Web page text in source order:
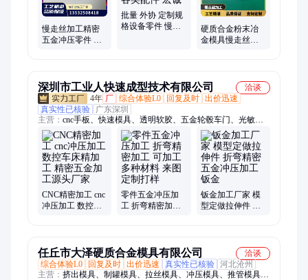
慢走丝加工精密
五金冲压零件 线
批量 外协 定制规
格设备零件 慢走
硬质合金粉末冶
金模具慢走丝加
深圳市工业人快速成型技术有限公司
洽谈
4年 厂 综合体验L0 回复及时 出价迅速
真实性已核验
广东深圳
主营： cnc手板、快速模具、透明软胶、五金轮毂车门、光敏树
脂、模具制作、3d打印服务、3d打印塑料、亚克力手板、高精度
车灯、保险杠模具、高精度手板、汽车出风口、手板手办模型、
商务房车座椅、定制手板模型、汽车尾灯外壳、数控车床加工、
塑胶手板模型、车灯外壳手板件、定制自动化设备、汽车摩托车
飞机
CNC精密加工 cnc
冲压加工 数控车
零件五金冲压加
工 折弯精密加工
钣金加工厂家 模
型定做拉伸件 折
任丘市大泽硬质合金模具有限公司
洽谈
综合体验L0
回复及时 出价迅速 真实性已核验 河北沧州
主营： 挤出模具、制罐模具、拉丝模具、冲压模具、推管模具、